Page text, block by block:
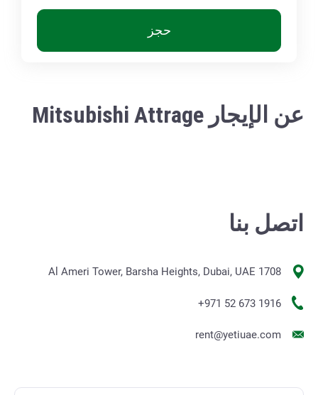
حجز
عن الإيجار Mitsubishi Attrage
اتصل بنا
1708 Al Ameri Tower, Barsha Heights, Dubai, UAE
+971 52 673 1916
rent@yetiuae.com